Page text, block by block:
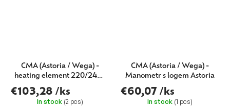
CMA (Astoria / Wega) -
heating element 220/240V
3400/3700W
€103,28 /ks
In stock (2 pcs)
CMA (Astoria / Wega) -
Manometr s logem Astoria
€60,07 /ks
In stock (1 pcs)